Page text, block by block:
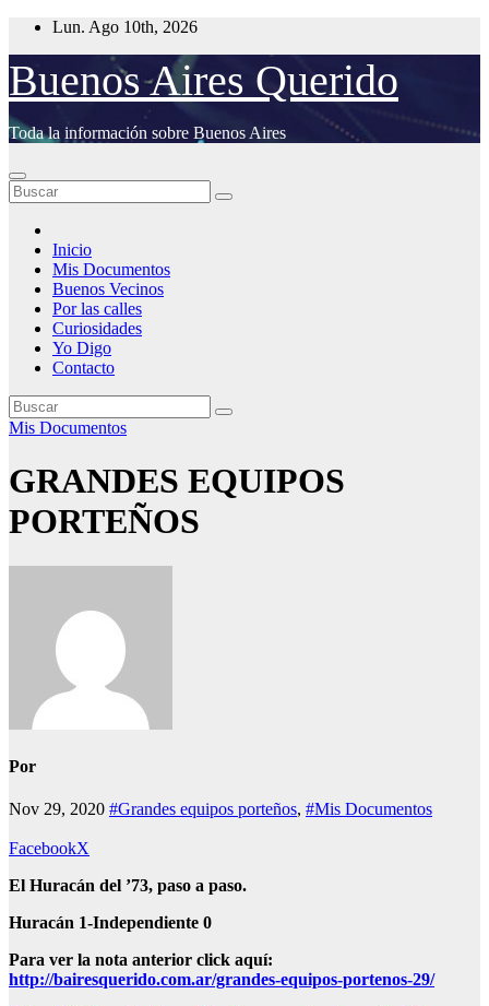
Saltar
contenido
Lun. Ago 10th, 2026
Buenos Aires Querido
Toda la información sobre Buenos Aires
Inicio
Mis Documentos
Buenos Vecinos
Por las calles
Curiosidades
Yo Digo
Contacto
Mis Documentos
GRANDES EQUIPOS
PORTEÑOS
Por
Nov 29, 2020 #Grandes equipos porteños, #Mis Documentos
FacebookX
El Huracán del ’73, paso a paso.
Huracán 1-Independiente 0
Para ver la nota anterior click aquí:
http://bairesquerido.com.ar/grandes-equipos-portenos-29/